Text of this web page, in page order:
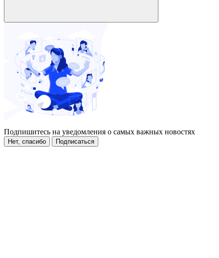
Подпишитесь на уведомления о самых важных новостях
Нет, спасибо Подписаться